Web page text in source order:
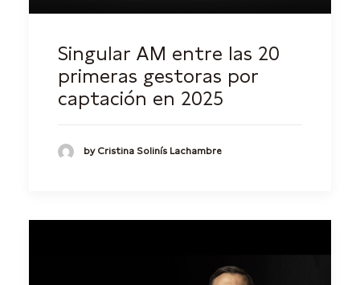
Singular AM entre las 20
primeras gestoras por
captación en 2025
by Cristina Solinís Lachambre